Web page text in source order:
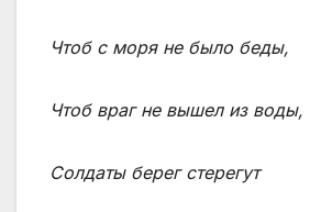
Чтоб с моря не было беды,
Чтоб враг не вышел из воды,
Солдаты берег стерегут